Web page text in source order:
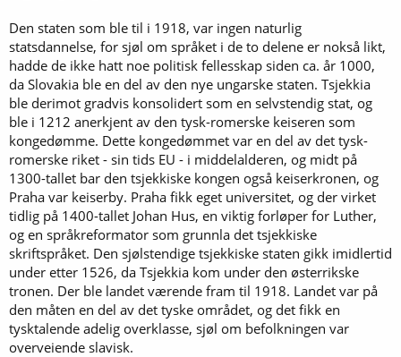
Den staten som ble til i 1918, var ingen naturlig
statsdannelse, for sjøl om språket i de to delene er nokså likt,
hadde de ikke hatt noe politisk fellesskap siden ca. år 1000,
da Slovakia ble en del av den nye ungarske staten. Tsjekkia
ble derimot gradvis konsolidert som en selvstendig stat, og
ble i 1212 anerkjent av den tysk-romerske keiseren som
kongedømme. Dette kongedømmet var en del av det tysk-
romerske riket - sin tids EU - i middelalderen, og midt på
1300-tallet bar den tsjekkiske kongen også keiserkronen, og
Praha var keiserby. Praha fikk eget universitet, og der virket
tidlig på 1400-tallet Johan Hus, en viktig forløper for Luther,
og en språkreformator som grunnla det tsjekkiske
skriftspråket. Den sjølstendige tsjekkiske staten gikk imidlertid
under etter 1526, da Tsjekkia kom under den østerrikske
tronen. Der ble landet værende fram til 1918. Landet var på
den måten en del av det tyske området, og det fikk en
tysktalende adelig overklasse, sjøl om befolkningen var
overveiende slavisk.